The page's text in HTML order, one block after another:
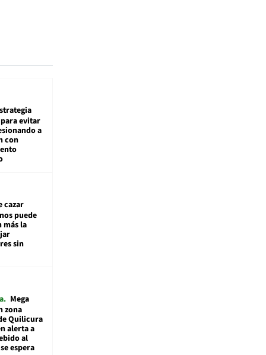
evitar
a
con
cazar
puede
más la
sin
Mega
zona
Quilicura
alerta a
al
espera